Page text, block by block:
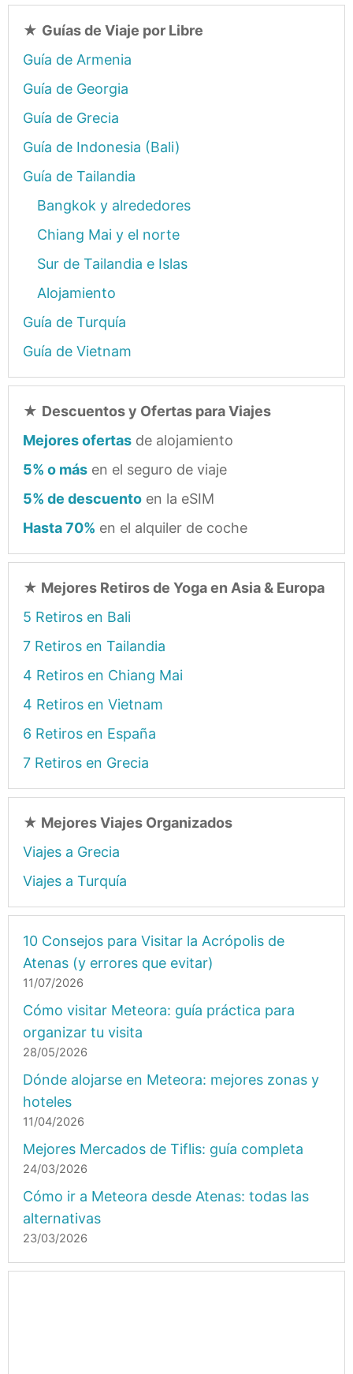
★ Guías de Viaje por Libre
Guía de Armenia
Guía de Georgia
Guía de Grecia
Guía de Indonesia (Bali)
Guía de Tailandia
Bangkok y alrededores
Chiang Mai y el norte
Sur de Tailandia e Islas
Alojamiento
Guía de Turquía
Guía de Vietnam
★ Descuentos y Ofertas para Viajes
Mejores ofertas de alojamiento
5% o más en el seguro de viaje
5% de descuento en la eSIM
Hasta 70% en el alquiler de coche
★ Mejores Retiros de Yoga en Asia & Europa
5 Retiros en Bali
7 Retiros en Tailandia
4 Retiros en Chiang Mai
4 Retiros en Vietnam
6 Retiros en España
7 Retiros en Grecia
★ Mejores Viajes Organizados
Viajes a Grecia
Viajes a Turquía
10 Consejos para Visitar la Acrópolis de
Atenas (y errores que evitar)
11/07/2026
Cómo visitar Meteora: guía práctica para
organizar tu visita
28/05/2026
Dónde alojarse en Meteora: mejores zonas y
hoteles
11/04/2026
Mejores Mercados de Tiflis: guía completa
24/03/2026
Cómo ir a Meteora desde Atenas: todas las
alternativas
23/03/2026